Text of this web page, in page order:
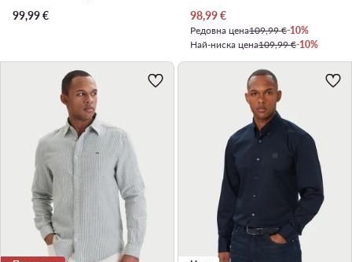
99,99€
Актуална цена
98,99€
Редовна цена109,99 €-10%
Най-ниска цена109,99 €-10%